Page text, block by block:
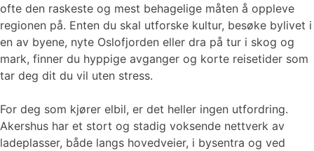
ofte den raskeste og mest behagelige måten å oppleve
regionen på. Enten du skal utforske kultur, besøke bylivet i
en av byene, nyte Oslofjorden eller dra på tur i skog og
mark, finner du hyppige avganger og korte reisetider som
tar deg dit du vil uten stress.
For deg som kjører elbil, er det heller ingen utfordring.
Akershus har et stort og stadig voksende nettverk av
ladeplasser, både langs hovedveier, i bysentra og ved